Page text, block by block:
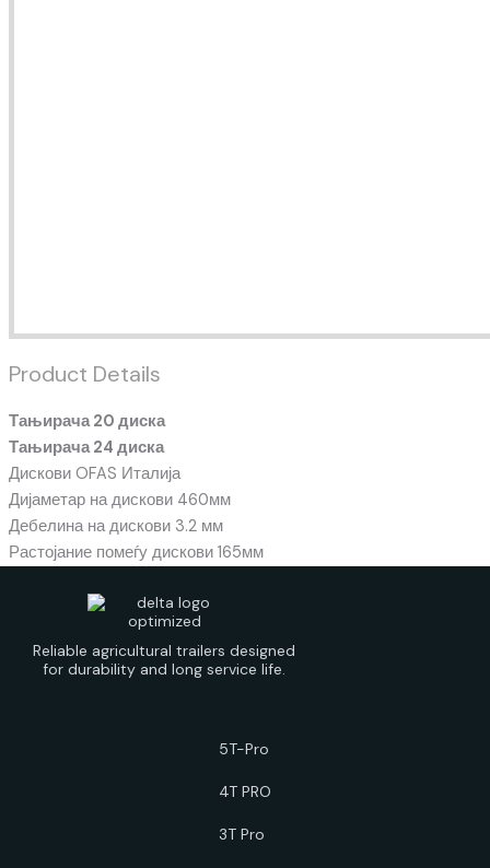
Product Details
Тањирача 20 диска
Тањирача 24 диска
Дискови OFAS Италија
Дијаметар на дискови 460мм
Дебелина на дискови 3.2 мм
Растојание помеѓу дискови 165мм
Reliable agricultural trailers designed
for durability and long service life.
5T-Pro
4T PRO
3T Pro